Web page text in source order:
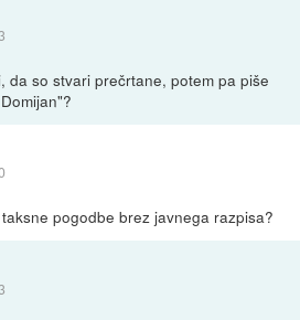
da so stvari prečrtane, potem pa piše
pogodbe brez javnega razpisa?